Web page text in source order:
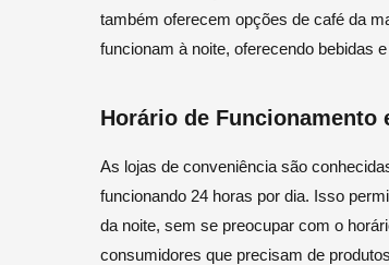
também oferecem opções de café da
funcionam à noite, oferecendo bebidas
Horário de Funcionamento
As lojas de conveniência são
funcionando 24 horas por dia. Isso
da noite, sem se preocupar com o
consumidores que precisam de